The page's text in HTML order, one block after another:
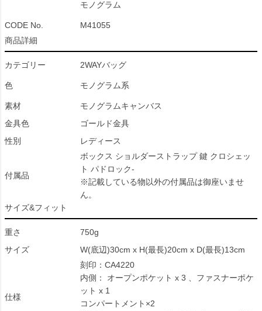
モノグラム
CODE No.
M41055
商品詳細
カテゴリー 2WAYバッグ
色 モノグラム系
素材
モノグラムキャンバス
金具色
ゴールド金具
性別
レディース
付属品
ボックス ショルダーストラップ 鍵 クロシェッ
ト パドロック-
※記載している物以外の付属品は御座いませ
ん。
サイズ&フィット
重さ
750g
サイズ
W(底辺)30cm x H(最長)20cm x D(最長)13cm
仕様
刻印：CA4220
内側： オープンポケット x 3 、ファスナーポケ
ット x 1
コンパートメント×2